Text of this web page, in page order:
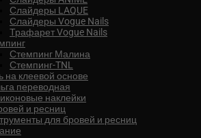
Слайдеры LAQUE
Слайдеры Vogue Nails
Трафарет Vogue Nails
Стемпинг Малина
Стемпинг-TNL
на клеевой основе
переводная
наклейки
и ресниц
для бровей и ресниц